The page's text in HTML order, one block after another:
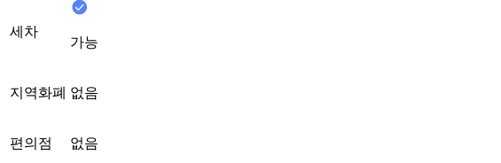
세차
가능
지역화폐 없음
편의점 없음